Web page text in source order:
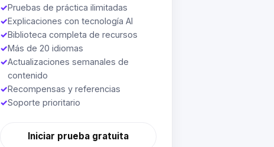
✓Pruebas de práctica ilimitadas
✓Explicaciones con tecnología AI
✓Biblioteca completa de recursos
✓Más de 20 idiomas
✓Actualizaciones semanales de
contenido
✓Recompensas y referencias
✓Soporte prioritario
Iniciar prueba gratuita